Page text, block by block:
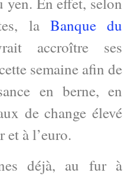
la Banque du
accroître ses
semaine afin de
en berne, en
de change élevé
et à l’euro.
déjà, au fur à